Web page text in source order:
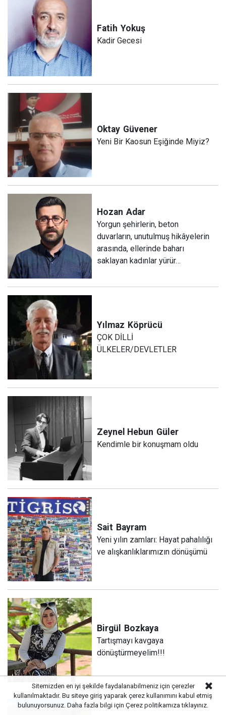
Fatih Yokuş
Kadir Gecesi
Oktay Güvener
Yeni Bir Kaosun Eşiğinde Miyiz?
Hozan Adar
Yorgun şehirlerin, beton
duvarların, unutulmuş hikâyelerin
arasında, ellerinde baharı
saklayan kadınlar yürür…
Yılmaz Köprücü
ÇOK DİLLİ
ÜLKELER/DEVLETLER
Zeynel Hebun Güler
Kendimle bir konuşmam oldu
Sait Bayram
Yeni yılın zamları: Hayat pahalılığı
ve alışkanlıklarımızın dönüşümü
Birgül Bozkaya
Tartışmayı kavgaya
dönüştürmeyelim!!!
Sitemizden en iyi şekilde faydalanabilmeniz için çerezler
kullanılmaktadır. Bu siteye giriş yaparak çerez kullanımını kabul etmiş
bulunuyorsunuz. Daha fazla bilgi için Çerez politikamıza tıklayınız.